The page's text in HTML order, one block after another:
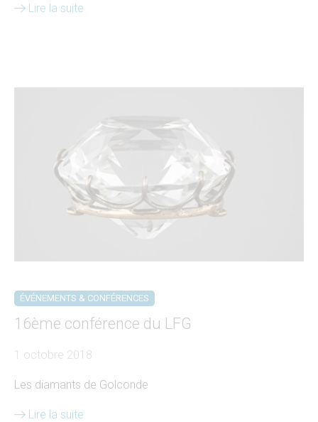
Lire la suite
ÉVÉNEMENTS & CONFÉRENCES
16ème conférence du LFG
1 octobre 2018
Les diamants de Golconde
Lire la suite